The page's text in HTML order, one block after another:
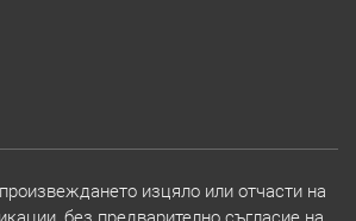
изцяло или отчасти на